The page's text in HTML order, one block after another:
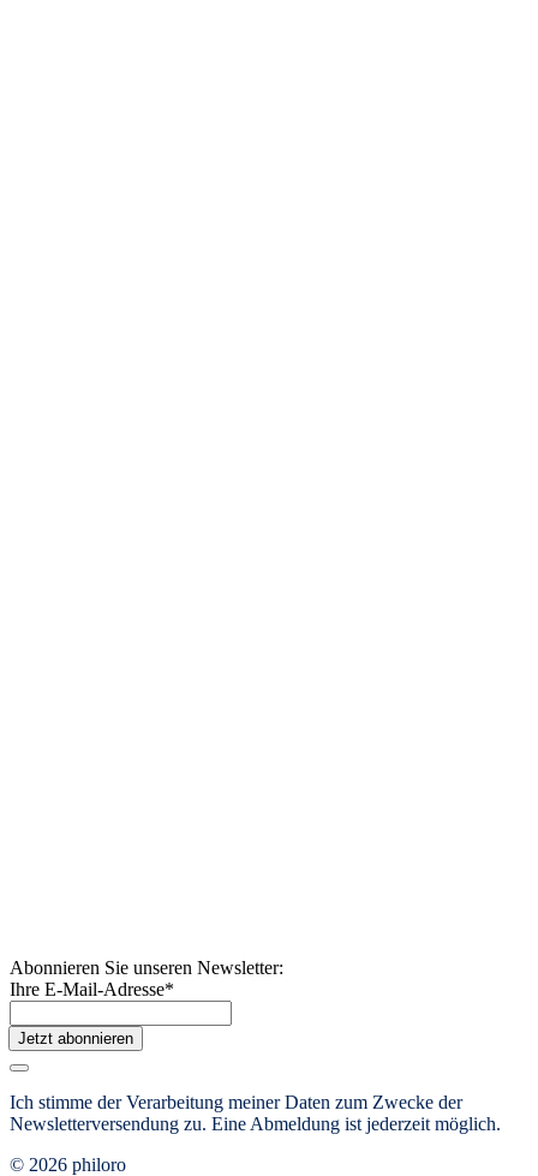
Abonnieren Sie unseren Newsletter:
Ihre E-Mail-Adresse*
Jetzt abonnieren
Ich stimme der Verarbeitung meiner Daten zum Zwecke der
Newsletterversendung zu. Eine Abmeldung ist jederzeit möglich.
© 2026 philoro